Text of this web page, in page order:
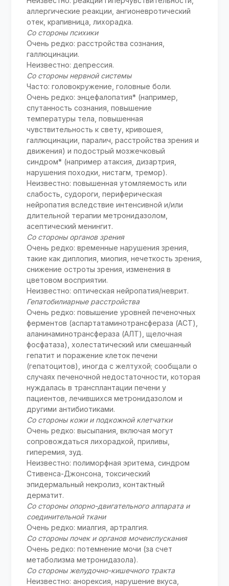
аллергические реакции, ангионевротический
отек, крапивница, лихорадка.
Со стороны психики
Очень редко: расстройства сознания,
галлюцинации.
Неизвестно: депрессия.
Со стороны нервной системы
Часто: головокружение, головные боли.
Очень редко: энцефалопатия* (например,
спутанность сознания, повышение
температуры тела, повышенная
чувствительность к свету, кривошея,
галлюцинации, паралич, расстройства зрения и
движения) и подострый мозжечковый
синдром* (например атаксия, дизартрия,
нарушения походки, нистагм, тремор).
Неизвестно: повышенная утомляемость или
слабость, судороги, периферическая
нейропатия вследствие интенсивной и/или
длительной терапии метронидазолом,
асептический менингит.
Со стороны органов зрения
Очень редко: временные нарушения зрения,
такие как диплопия, миопия, нечеткость зрения,
снижение остроты зрения, изменения в
цветовом восприятии.
Неизвестно: оптическая нейропатия/неврит.
Гепатобилиарные расстройства
Очень редко: повышение уровней печеночных
ферментов (аспартатаминотрансфераза (АСТ),
аланинаминотрансфераза (АЛТ), щелочная
фосфатаза), холестатический или смешанный
гепатит и поражение клеток печени
(гепатоцитов), иногда с желтухой; сообщали о
случаях печеночной недостаточности, которая
нуждалась в трансплантации печени у
пациентов, лечившихся метронидазолом и
другими антибиотиками.
Со стороны кожи и подкожной клетчатки
Очень редко: высыпания, включая могут
сопровождаться лихорадкой, приливы,
гиперемия, зуд.
Неизвестно: полиморфная эритема, синдром
Стивенса-Джонсона, токсический
эпидермальный некролиз, контактный
дерматит.
Со стороны опорно-двигательного аппарата и
соединительной ткани
Очень редко: миалгия, артралгия.
Со стороны почек и органов мочеиспускания
Очень редко: потемнение мочи (за счет
метаболизма метронидазола).
Со стороны желудочно-кишечного тракта
Неизвестно: анорексия, нарушение вкуса,